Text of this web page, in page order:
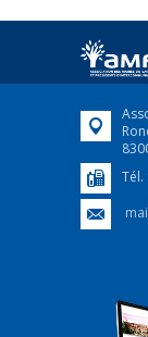
Afin
Tél.